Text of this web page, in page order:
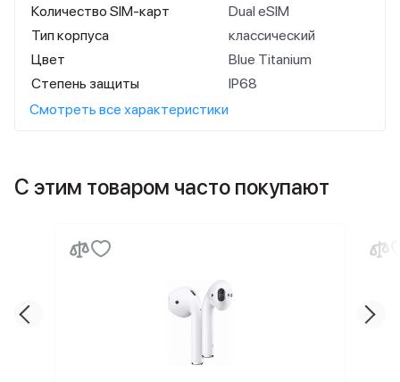
Количество SIM-карт
Dual eSIM
Тип корпуса
классический
Цвет
Blue Titanium
Степень защиты
IP68
Смотреть все характеристики
С этим товаром часто покупают